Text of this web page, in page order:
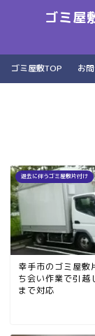
ゴミ屋
ゴミ屋敷TOP お
退去に伴うゴミ屋敷片付け
幸手市のゴミ屋敷
ち会い作業で引越
まで対応